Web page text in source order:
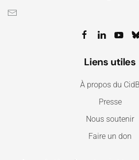
Liens utiles
À propos du CidB
Presse
Nous soutenir
Faire un don